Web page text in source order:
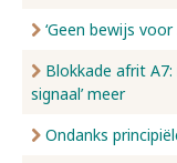
‘Geen bewijs
Blokkade afrit
signaal’ meer
Ondanks